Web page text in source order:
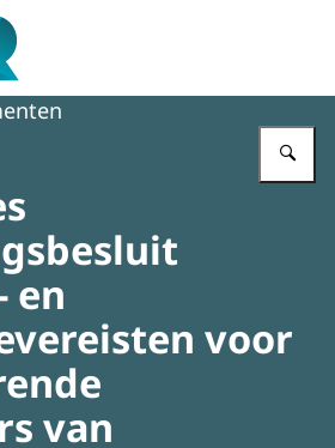
Adviescollege toetsing regeldruk
en
voor
van